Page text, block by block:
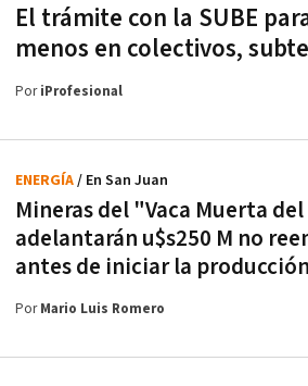
El trámite con la SUBE
menos en colectivos,
PoriProfesional
Mineras del "Vaca Muerta
adelantarán u$s250 M no
antes de iniciar la producción
ENERGÍA/ En San Juan
PorMario Luis Romero